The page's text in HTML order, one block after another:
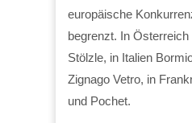
europäische
begrenzt. In Österreich
Stölzle, in Italien
Zignago Vetro, in
und Pochet.